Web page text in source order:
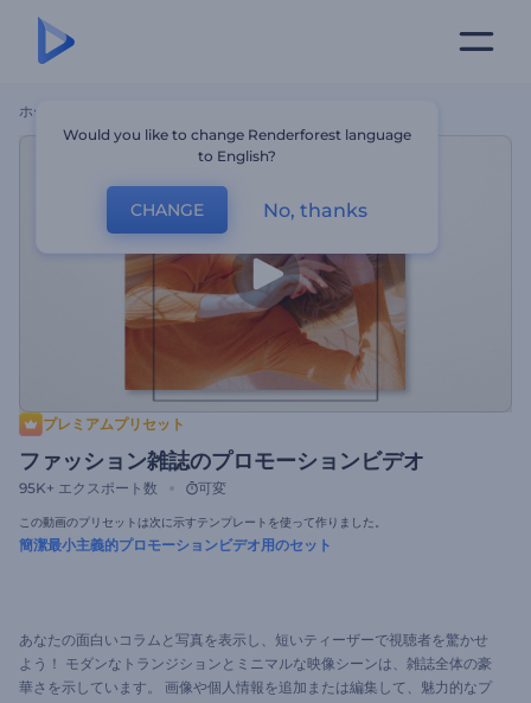
ホーム
プレミアムプリセット
ファッション雑誌のプロモーションビデオ
95K+ エクスポート数 可変
この動画のプリセットは次に示すテンプレートを使って作りました。
簡潔最小主義的プロモーションビデオ用のセット
あなたの面白いコラムと写真を表示し、短いティーザーで視聴者を驚かせ
よう！ モダンなトランジションとミニマルな映像シーンは、雑誌全体の豪
華さを示しています。 画像や個人情報を追加または編集して、魅力的なプ
Would you like to change Renderforest language
to English?
CHANGE No, thanks